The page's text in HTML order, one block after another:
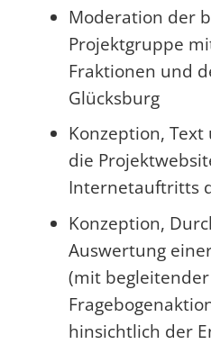
Moderation der
Projektgruppe
Fraktionen und
Glücksburg
Konzeption,
die
Internetauftritts
Konzeption,
Auswertung
(mit
hinsichtlich der